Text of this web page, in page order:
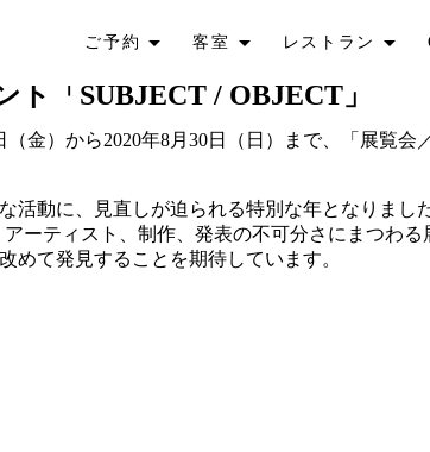
ご予約 客室 レストラン
「SUBJECT / OBJECT」
金）から2020年8月30日（日）まで、「展覧
活動に、見直しが迫られる特別な年となりま
ーティスト、制作、発表の不可分さにまつわ
めて発見することを期待しています。